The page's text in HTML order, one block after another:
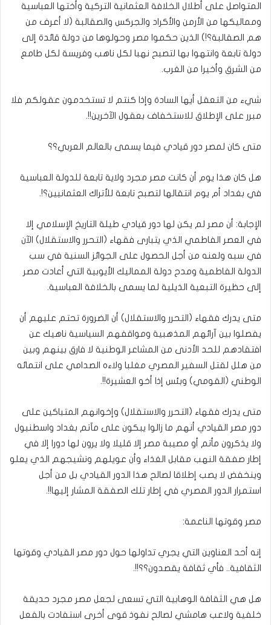
المتواصل على أطلال الخلافة العثمانية التركية وأختها العباسية
ومماليكها من الأرمن والأكراد والجركس والصقالبة (لا أعرف من
هم الصقالبة؟!) الذين حكموا مصر وحولوها من دولة قائدة إلى
دولة تابعة وانتهوا بها لتصبح نهبا لكل ناهب وفريسة لكل طامع
من الشرق وأخيرا من الغرب.
شيء من التعقل أيها السادة وإذا كنتم لا تستخدمون عقولكم فلا
مبرر على الإطلاق للاستخفاف بعقول الآخرين!!.
متى كان لمصر دور قيادي فيما يسمى بالعالم العربي؟؟
هل كان هذا يوم أن كانت مصر مجرد ولاية تابعة للدولة العباسية
في بغداد أم يوم انتقالها لتصبح تابعة للأتراك العثمانيين؟!.
الإجابة: أن مصر لم يكن لها دور قيادي طيلة التاريخ الإسلامي إلا
في العصر الفاطمي الذي يتبارى فقهاء (التحرر والاستقلال) الآن
في سبه ولعنه من أجل الحصول على الجوائز السنية في سب
الدولة الفاطمية ومدح دولة المماليك الأيوبية التي أعادت مصر
إلى حظيرة التبعية الذيلية لما يسمى بالخلافة العباسية.
متى يدرك فقهاء (التحرر والاستقلال) أن الضرورة تحتم عليهم أن
يفصلوا بين آرائهم المذهبية ومواقفهم السياسية ناهيك عن
افتقادهم للحد الأدنى من المشاعر الوطنية لا فارق بينهم وبين
من هلل لقتل السفير المصري مغلبا ولاءه الصدامي على انتمائه
الوطني (القومي) وبئس إذا أخو العشيرة!!.
متى يدرك فقهاء (التحرر والاستقلال) وإخوانهم المتباكين على
دور مصر القيادي أنهم ما زالوا يبكون على مآتم بغداد واسطنبول
ولا يذكرون مأتم أو مصيبة مصر إلا قليلا ولا يرون لها دورا إلا في
إطار صفقة النهب مقابل الغذاء وأن عويلهم ونشيجهم الذي يعلو
وينخفض لا يصب إطلاقا لصالح هذا الدور القيادي بل من أجل
استمرار الدور المصري في إطار تلك الصفقة المشار إليها!!.
مصر وقوتها الناعمة:
إنه أحد العناوين التي يجري تداولها حول دور مصر القيادي وقوتها
الثقافية.. فأي ثقافة يقصدون؟؟!!.
هل هي الثقافة الوهابية التي تسعى لجعل مصر مجرد حديقة
خلفية ولاعب هامشي لصالح نفوذ قوى أخرى استفادت بالفعل